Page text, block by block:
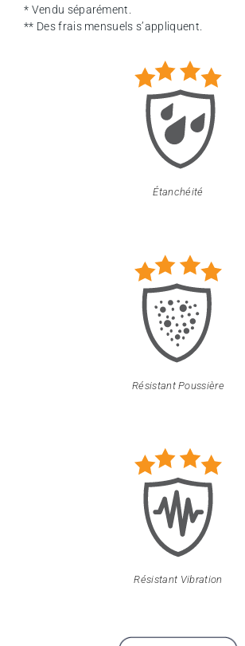
* Vendu séparément.
** Des frais mensuels s’appliquent.
Étanchéité
Résistant Poussière
Résistant Vibration